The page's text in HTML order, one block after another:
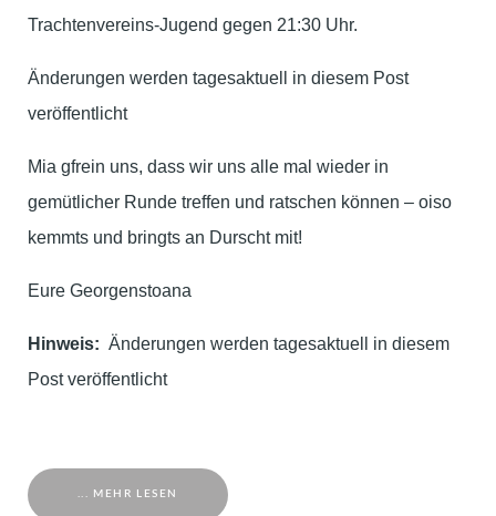
Trachtenvereins-Jugend gegen 21:30 Uhr.
Änderungen werden tagesaktuell in diesem Post
veröffentlicht
Mia gfrein uns, dass wir uns alle mal wieder in
gemütlicher Runde treffen und ratschen können – oiso
kemmts und bringts an Durscht mit!
Eure Georgenstoana
Hinweis: Änderungen werden tagesaktuell in diesem
Post veröffentlicht
... MEHR LESEN